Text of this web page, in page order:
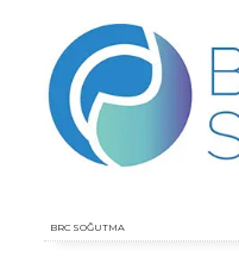
BRC SOĞUTMA